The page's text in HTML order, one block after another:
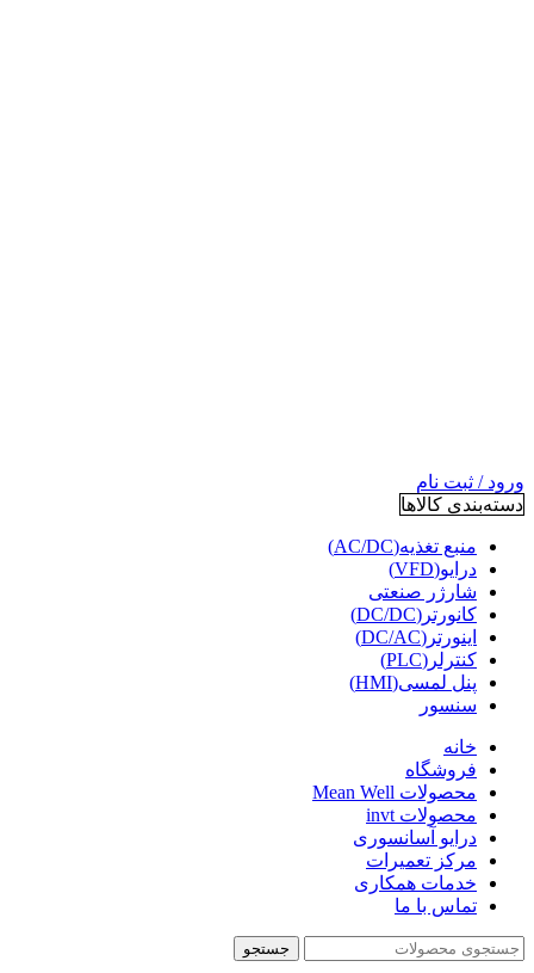
ورود / ثبت نام
دسته‌بندی کالاها
منبع تغذیه(AC/DC)
درایو(VFD)
شارژر صنعتی
کانورتر(DC/DC)
اینورتر(DC/AC)
کنترلر(PLC)
پنل لمسی(HMI)
سنسور
خانه
فروشگاه
محصولات Mean Well
محصولات invt
درایو آسانسوری
مرکز تعمیرات
خدمات همکاری
تماس با ما
جستجو